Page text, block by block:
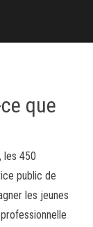
que
les 450
public de
les jeunes